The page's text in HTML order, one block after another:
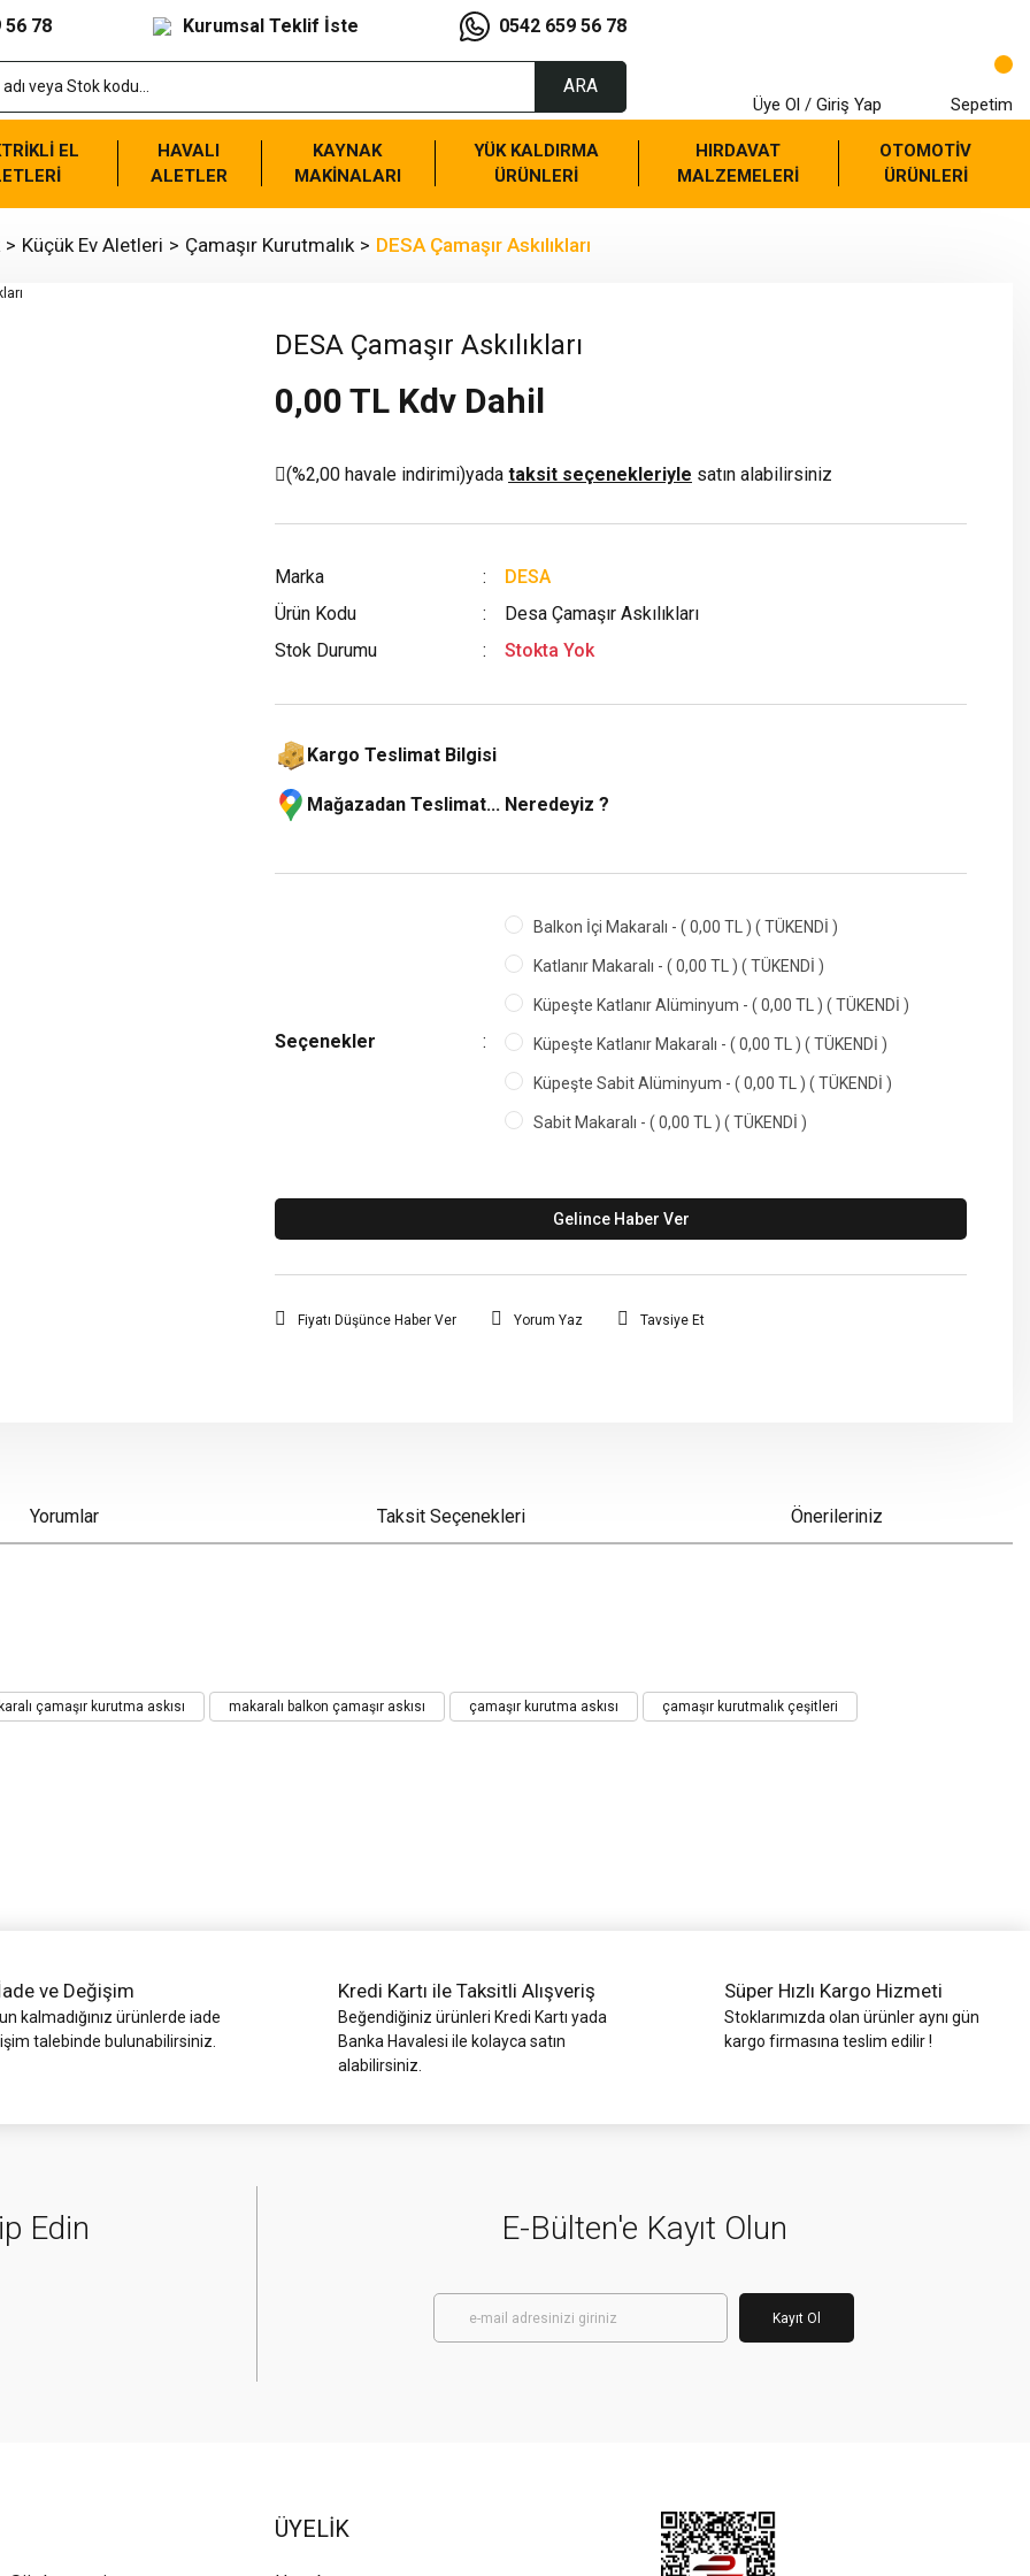
56 78 Kurumsal Teklif İste 0542 659 56 78
ARA
Üye Ol / Giriş Yap Sepetim
EL
HAVALI
ALETLER
KAYNAK
MAKİNALARI
YÜK KALDIRMA
ÜRÜNLERİ
HIRDAVAT
MALZEMELERİ
OTOMOTİV
ÜRÜNLERİ
Küçük Ev Aletleri Çamaşır Kurutmalık DESA Çamaşır Askılıkları
DESA Çamaşır Askılıkları
0,00 TL Kdv Dahil
(%2,00 havale indirimi)yada taksit seçenekleriyle satın alabilirsiniz
Marka
DESA
Ürün Kodu
Desa Çamaşır Askılıkları
Stok Durumu
Stokta Yok
Kargo Teslimat Bilgisi
Mağazadan Teslimat... Neredeyiz ?
Seçenekler
Balkon İçi Makaralı - ( 0,00 TL ) ( TÜKENDİ )
Katlanır Makaralı - ( 0,00 TL ) ( TÜKENDİ )
Küpeşte Katlanır Alüminyum - ( 0,00 TL ) ( TÜKENDİ )
Küpeşte Katlanır Makaralı - ( 0,00 TL ) ( TÜKENDİ )
Küpeşte Sabit Alüminyum - ( 0,00 TL ) ( TÜKENDİ )
Sabit Makaralı - ( 0,00 TL ) ( TÜKENDİ )
Gelince Haber Ver
Fiyatı Düşünce Haber Ver Yorum Yaz Tavsiye Et
Yorumlar Taksit Seçenekleri Önerileriniz
Bu ürüne ilk yorumu siz yapın!
çamaşır kurutma askısı makaralı balkon çamaşır askısı çamaşır kurutma askısı çamaşır kurutmalık çeşitleri
ve Değişim
kalmadığınız ürünlerde iade
talebinde bulunabilirsiniz.
Kredi Kartı ile Taksitli Alışveriş
Beğendiğiniz ürünleri Kredi Kartı yada
Banka Havalesi ile kolayca satın
alabilirsiniz.
Süper Hızlı Kargo Hizmeti
Stoklarımızda olan ürünler aynı gün
kargo firmasına teslim edilir !
Edin E-Bülten'e Kayıt Olun
Kayıt Ol
ÜYELİK